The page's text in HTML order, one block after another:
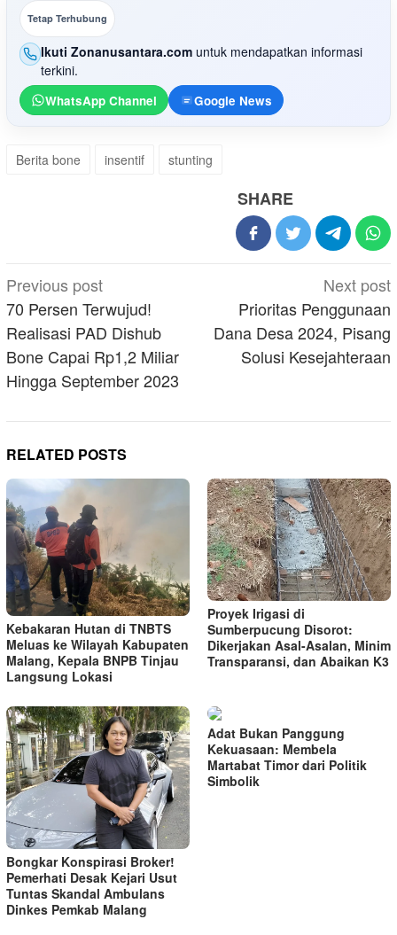
Tetap Terhubung
Ikuti Zonanusantara.com untuk mendapatkan informasi
terkini.
WhatsApp Channel Google News
Berita bone insentif stunting
SHARE
Post
navigation
Previous post
70 Persen Terwujud!
Realisasi PAD Dishub
Bone Capai Rp1,2 Miliar
Hingga September 2023
Next post
Prioritas Penggunaan
Dana Desa 2024, Pisang
Solusi Kesejahteraan
RELATED POSTS
Kebakaran Hutan di TNBTS
Meluas ke Wilayah Kabupaten
Malang, Kepala BNPB Tinjau
Langsung Lokasi
Proyek Irigasi di
Sumberpucung Disorot:
Dikerjakan Asal-Asalan, Minim
Transparansi, dan Abaikan K3
Bongkar Konspirasi Broker!
Pemerhati Desak Kejari Usut
Tuntas Skandal Ambulans
Dinkes Pemkab Malang
Adat Bukan Panggung
Kekuasaan: Membela
Martabat Timor dari Politik
Simbolik